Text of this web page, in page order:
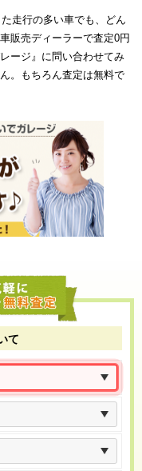
走行の多い車でも、どん
販売ディーラーで査定0円
ージ』に問い合わせてみ
。もちろん査定は無料で
て